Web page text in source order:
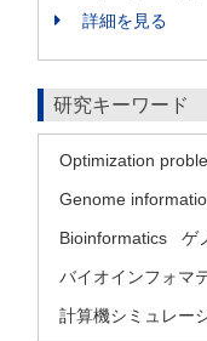
詳細を見る
研究キーワード
Optimization
Genome
Bioinformatics
ゲ
バイオインフォマ
計算機シミュレー